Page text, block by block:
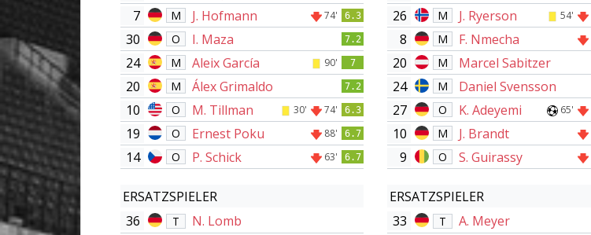
7 M J. Hofmann 74' 6.3
30 O I. Maza 7.2
24 M Aleix García 90' 7
20 M Álex Grimaldo 7.2
10 O M. Tillman 30' 74' 6.3
19 O Ernest Poku 88' 6.7
14 O P. Schick 63' 6.7
ERSATZSPIELER
36
T
N. Lomb
26 M J. Ryerson 54'
8 M F. Nmecha
20 M Marcel Sabitzer
24 M Daniel Svensson
27 O K. Adeyemi 65'
10 M J. Brandt
9 O S. Guirassy
ERSATZSPIELER
33
T
A. Meyer